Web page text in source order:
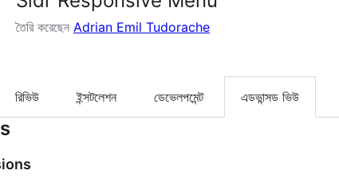
তৈরি করেছেন Adrian Emil Tudorache
রিভিউ ইন্সটলেশন ডেভেলপমেন্ট এডভান্সড ভিউ